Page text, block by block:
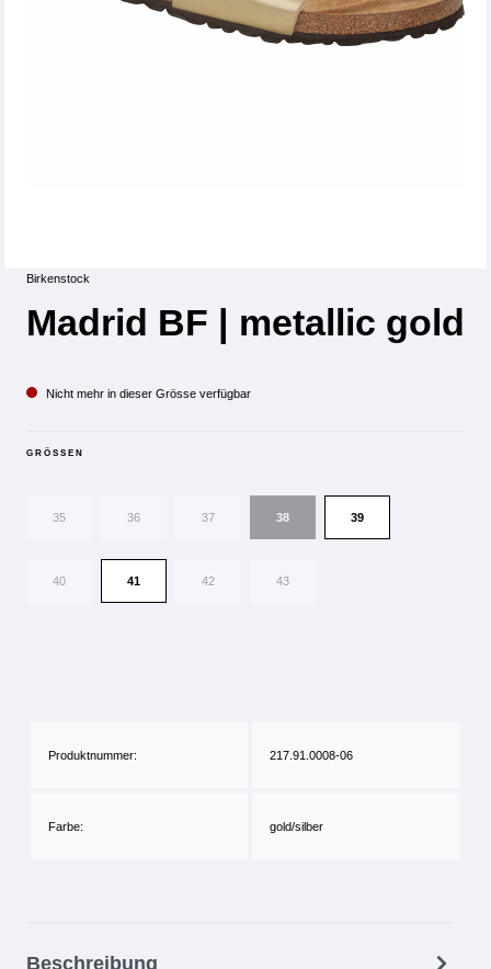
Birkenstock
Madrid BF | metallic gold
Nicht mehr in dieser Grösse verfügbar
GRÖSSEN
35 36 37 38 39
40 41 42 43
Produktnummer: 217.91.0008-06
Farbe: gold/silber
Beschreibung